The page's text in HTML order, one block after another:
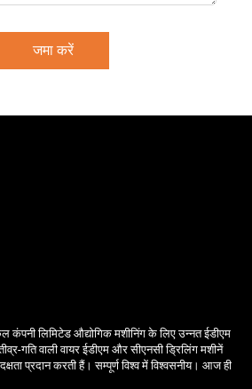
जमा करें
कंपनी लिमिटेड औद्योगिक मशीनिंग के लिए उन्नत ईडीएम
गति वाली वायर ईडीएम और सीएनसी ड्रिलिंग मशीनें
प्रदान करती हैं। सम्पूर्ण विश्व में विश्वसनीय। आज ही